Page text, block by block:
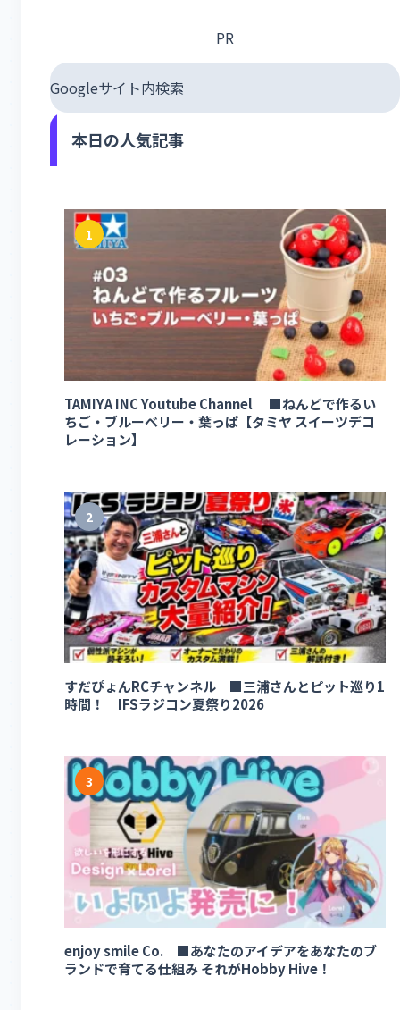
PR
Googleサイト内検索
本日の人気記事
1
TAMIYA INC Youtube Channel ■ねんどで作るい
ちご・ブルーベリー・葉っぱ【タミヤ スイーツデコ
レーション】
2
すだぴょんRCチャンネル ■三浦さんとピット巡り1
時間！ IFSラジコン夏祭り2026
3
enjoy smile Co. ■あなたのアイデアをあなたのブ
ランドで育てる仕組み それがHobby Hive！